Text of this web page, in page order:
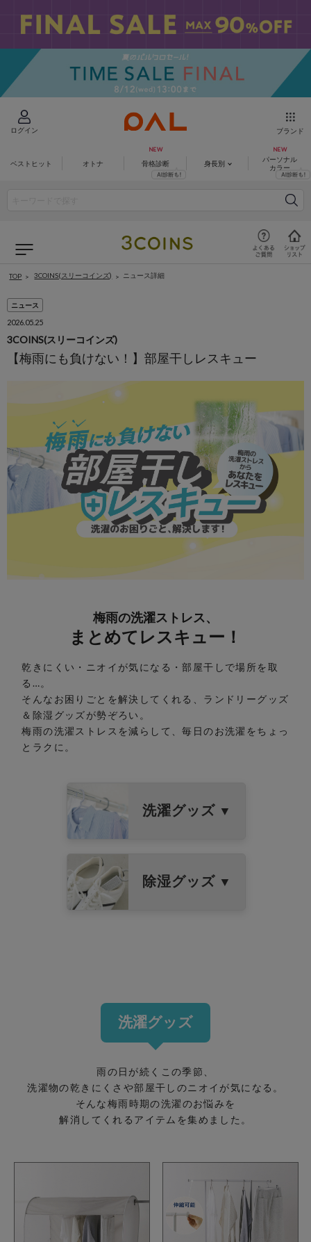
ログイン ブランド
ベストヒット オトナ 骨格診断 身長別
パーソナル
カラー
TOP 3COINS(スリーコインズ) ニュース詳細
ニュース
2026.05.25
3COINS(スリーコインズ)
【梅雨にも負けない！】部屋干しレスキュー
梅雨の洗濯ストレス、
まとめてレスキュー！
乾きにくい・ニオイが気になる・部屋干しで場所を取
る…。
そんなお困りごとを解決してくれる、ランドリーグッズ
＆除湿グッズが勢ぞろい。
梅雨の洗濯ストレスを減らして、毎日のお洗濯をちょっ
とラクに。
洗濯グッズ ▼
除湿グッズ ▼
洗濯グッズ
雨の日が続くこの季節、
洗濯物の乾きにくさや部屋干しのニオイが気になる。
そんな梅雨時期の洗濯のお悩みを
解消してくれるアイテムを集めました。